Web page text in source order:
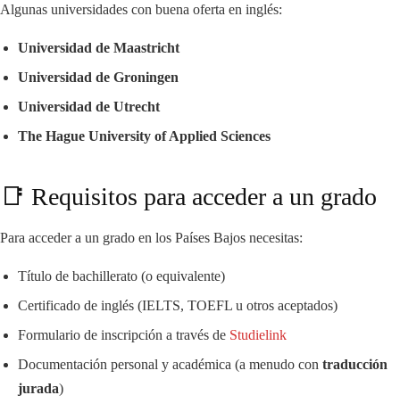
Algunas universidades con buena oferta en inglés:
Universidad de Maastricht
Universidad de Groningen
Universidad de Utrecht
The Hague University of Applied Sciences
📑 Requisitos para acceder a un grado
Para acceder a un grado en los Países Bajos necesitas:
Título de bachillerato (o equivalente)
Certificado de inglés (IELTS, TOEFL u otros aceptados)
Formulario de inscripción a través de Studielink
Documentación personal y académica (a menudo con traducción
jurada)